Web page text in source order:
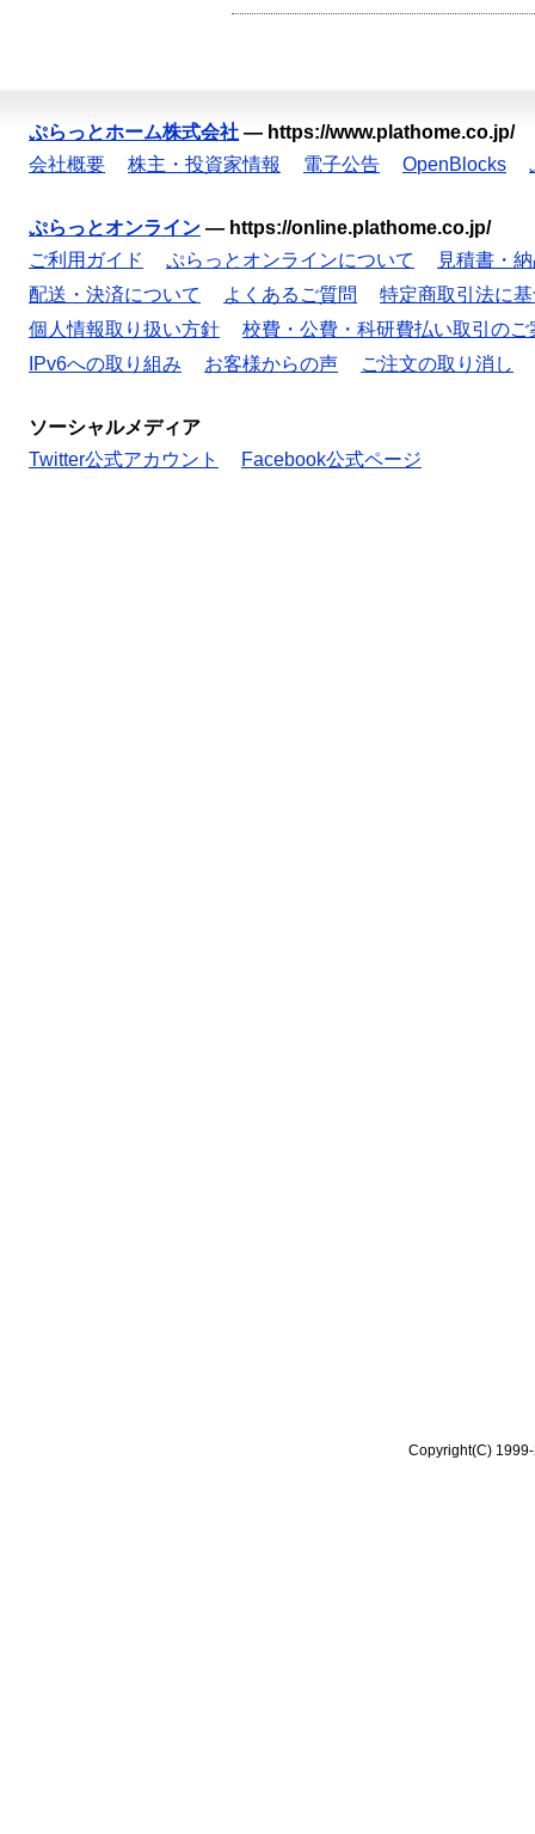
ぷらっとホーム株式会社 — https://www.plathome.co.jp/
会社概要
株主・投資家情報 電子公告 OpenBlocks
ぷらっとオンライン — https://online.plathome.co.jp/
ご利用ガイド
ぷらっとオンラインについて
見積書・
配送・決済について
よくあるご質問
特定商取引法に
個人情報取り扱い方針
校費・公費・科研費払い取引のご
IPv6への取り組み
お客様からの声 ご注文の取り消し
ソーシャルメディア
Twitter公式アカウント
Facebook公式ページ
Copyright(C)